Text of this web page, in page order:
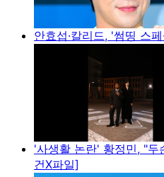
안효섭·칼리드, '썸띵 스
'사생활 논란' 황정민, "
건X파일]